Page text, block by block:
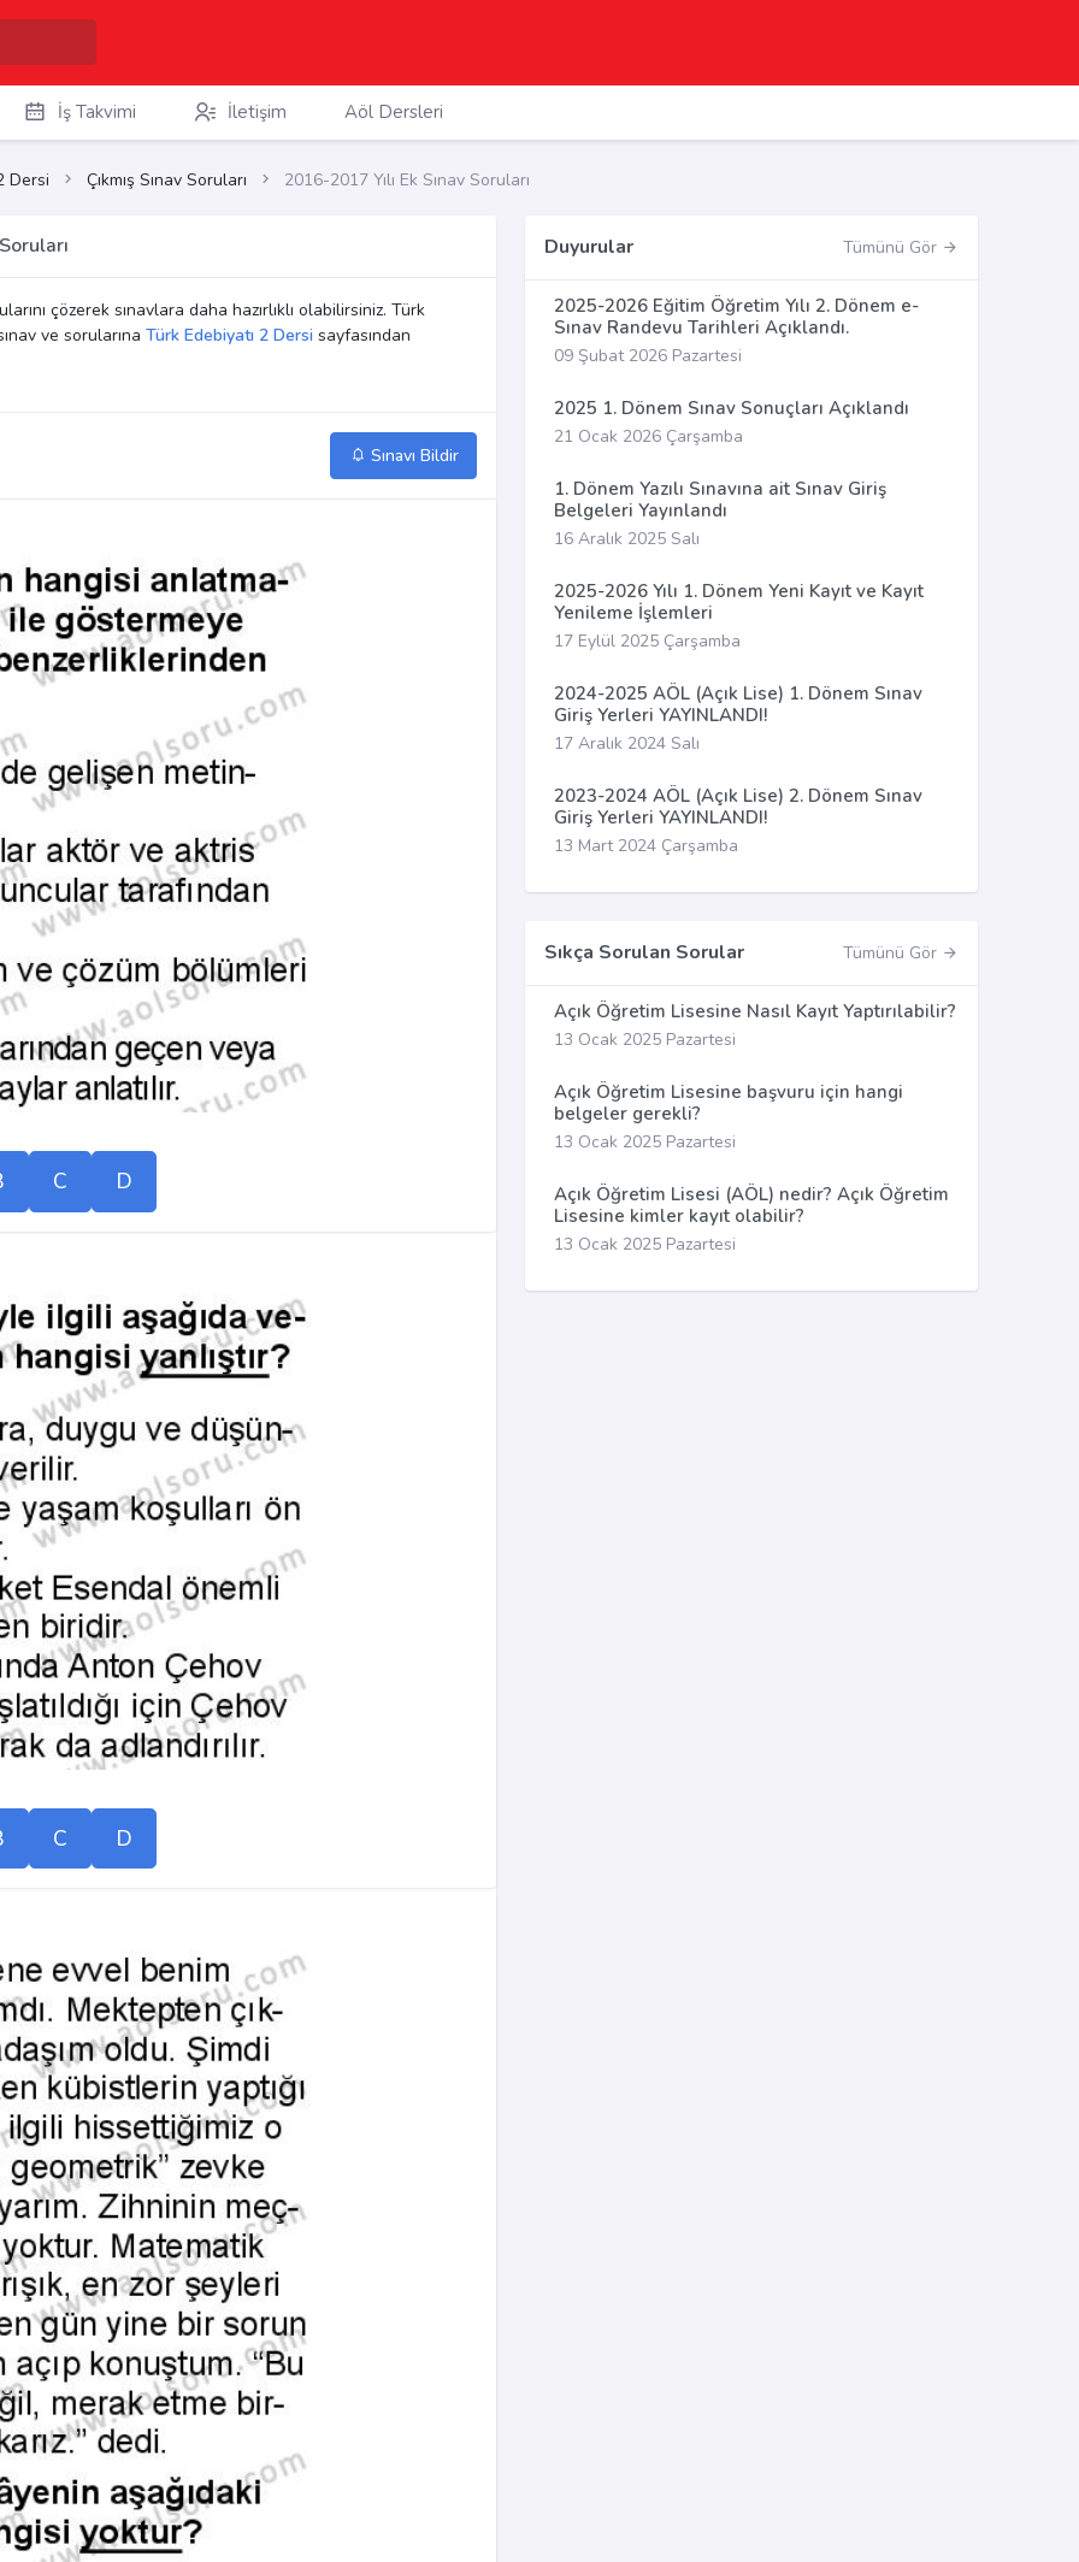
İş Takvimi İletişim Aöl Dersleri
Dersi Çıkmış Sınav Soruları 2016-2017 Yılı Ek Sınav Soruları
çözerek sınavlara daha hazırlıklı olabilirsiniz. Türk
ve sorularına Türk Edebiyatı 2 Dersi sayfasından
Sınavı Bildir
C D
C D
Duyurular Tümünü Gör
2025-2026 Eğitim Öğretim Yılı 2. Dönem e-
Sınav Randevu Tarihleri Açıklandı.
09 Şubat 2026 Pazartesi
2025 1. Dönem Sınav Sonuçları Açıklandı
21 Ocak 2026 Çarşamba
1. Dönem Yazılı Sınavına ait Sınav Giriş
Belgeleri Yayınlandı
16 Aralık 2025 Salı
2025-2026 Yılı 1. Dönem Yeni Kayıt ve Kayıt
Yenileme İşlemleri
17 Eylül 2025 Çarşamba
2024-2025 AÖL (Açık Lise) 1. Dönem Sınav
Giriş Yerleri YAYINLANDI!
17 Aralık 2024 Salı
2023-2024 AÖL (Açık Lise) 2. Dönem Sınav
Giriş Yerleri YAYINLANDI!
13 Mart 2024 Çarşamba
Sıkça Sorulan Sorular Tümünü Gör
Açık Öğretim Lisesine Nasıl Kayıt Yaptırılabilir?
13 Ocak 2025 Pazartesi
Açık Öğretim Lisesine başvuru için hangi
belgeler gerekli?
13 Ocak 2025 Pazartesi
Açık Öğretim Lisesi (AÖL) nedir? Açık Öğretim
Lisesine kimler kayıt olabilir?
13 Ocak 2025 Pazartesi